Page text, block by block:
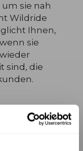
sie nah
Wildride
Ihnen,
sie
sind, die